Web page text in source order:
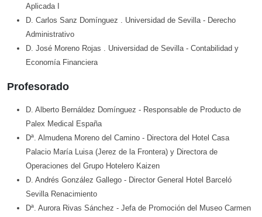
Aplicada I
D. Carlos Sanz Domínguez . Universidad de Sevilla - Derecho
Administrativo
D. José Moreno Rojas . Universidad de Sevilla - Contabilidad y
Economía Financiera
Profesorado
D. Alberto Bernáldez Domínguez - Responsable de Producto de
Palex Medical España
Dª. Almudena Moreno del Camino - Directora del Hotel Casa
Palacio María Luisa (Jerez de la Frontera) y Directora de
Operaciones del Grupo Hotelero Kaizen
D. Andrés González Gallego - Director General Hotel Barceló
Sevilla Renacimiento
Dª. Aurora Rivas Sánchez - Jefa de Promoción del Museo Carmen